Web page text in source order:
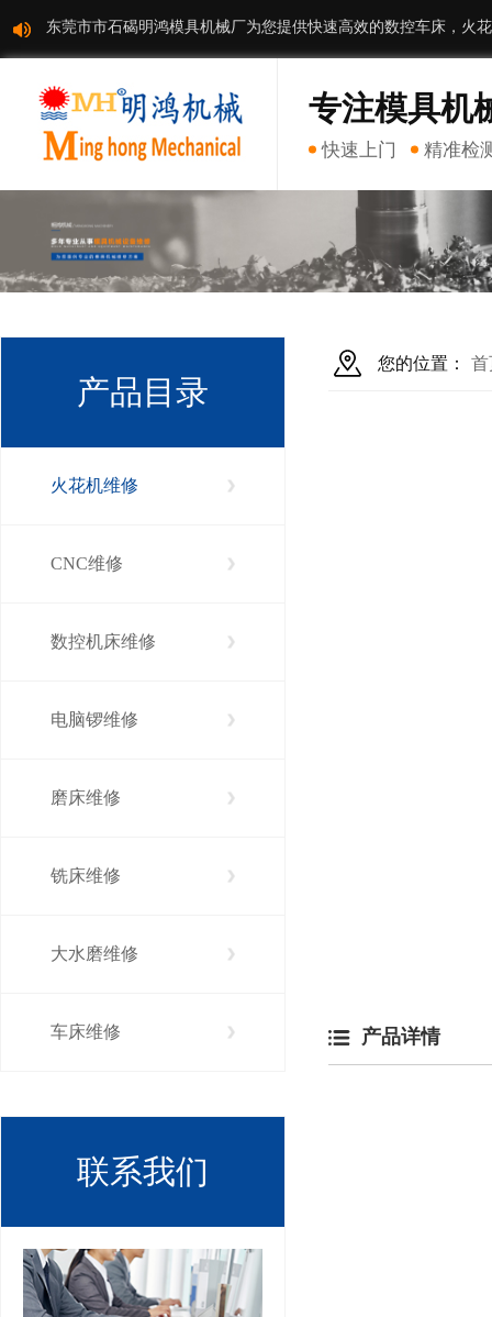
东莞市市石碣明鸿模具机械厂为您提供快速高效的数控车床，火
专注模具机
快速上门 精准检
产品目录
火花机维修
CNC维修
数控机床维修
电脑锣维修
磨床维修
铣床维修
大水磨维修
车床维修
联系我们
您的位置： 首
产品详情